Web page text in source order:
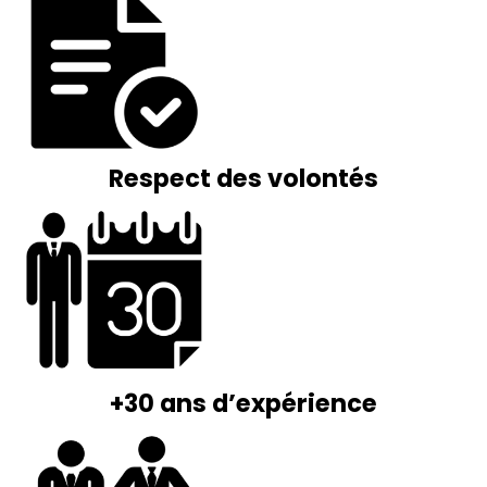
Respect des volontés
+30 ans d’expérience